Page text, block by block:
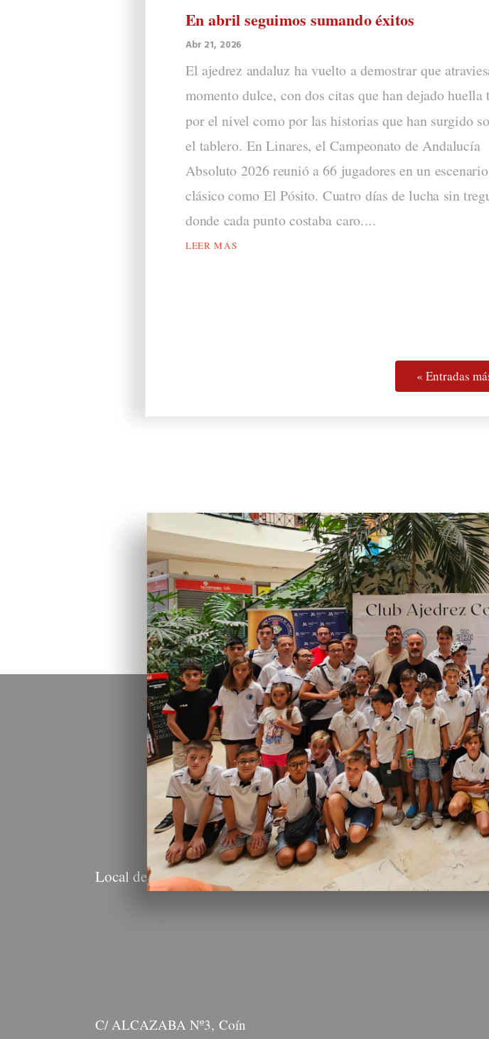
En abril seguimos sumando éxitos
Abr 21, 2026
El ajedrez andaluz ha vuelto a demostrar que
momento dulce, con dos citas que han dejado huella
por el nivel como por las historias que han surgido
el tablero. En Linares, el Campeonato de Andalucía
Absoluto 2026 reunió a 66 jugadores en un
clásico como El Pósito. Cuatro días de lucha sin
donde cada punto costaba caro....
LEER MÁS
« Entradas
Local de Juego
C/ ALCAZABA Nº3, Coín